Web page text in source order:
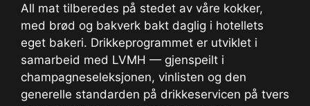
All mat tilberedes på stedet av våre kokker,
med brød og bakverk bakt daglig i hotellets
eget bakeri. Drikkeprogrammet er utviklet i
samarbeid med LVMH — gjenspeilt i
champagneseleksjonen, vinlisten og den
generelle standarden på drikkeservicen på tvers